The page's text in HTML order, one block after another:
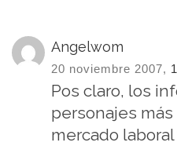
Angelwom
20 noviembre 2007,
Pos claro, los
personajes
mercado